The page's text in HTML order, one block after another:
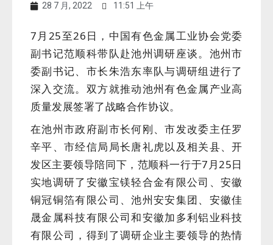
28 7 月, 2022 11:51 上午
7 月 25至26日，中国有色金属工业协会党委
副书记范顺科带队赴池州调研座谈。 池州市
委副书记、市长朱浩东率队与调研组进行了
深入交流。 双方就推动池州有色金属产业高
质量发展签署了战略合作协议。
在池州市政府副市长何刚、市发改委主任罗
辛平、市经信局局长唐礼虎以及相关县、开
发区主要领导陪同下，范顺科一行于7月25日
实地调研了安徽宝镁轻合金有限公司、安徽
铜冠铜箔有限公司、池州安安集团、安徽佳
晟金属科技有限公司和安徽加多利铝业科技
有限公司，得到了调研企业主要领导的热情